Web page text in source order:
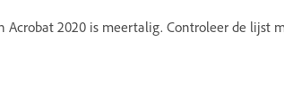
Acrobat 2020 is meertalig. Controleer de lijst